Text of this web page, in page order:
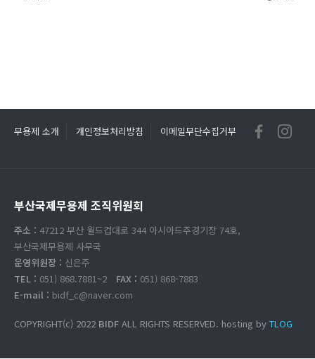
무용제 소개 개인정보처리방침 이메일무단수집거부
부산국제무용제 조직위원회
주소 : 47212 부산 월드컵대로 344 아시아드주경기장 74호,
부산국제무용제 사무국
운영위원장 : 신은주
TEL : 051) 868.7881~2 FAX : 051) 868-7883
E-mail : bidf_c@naver.com
COPYRIGHT(c) 2022 BIDF ALL RIGHTS RESERVED. hosting by TLOG